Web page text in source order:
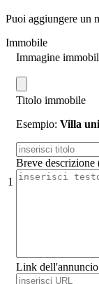
Puoi aggiungere un
Immobile
1
Immagine
Titolo immobile
Esempio: Villa
Breve descrizione
Link dell'annuncio